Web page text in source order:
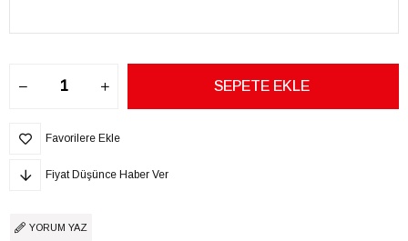
Favorilere Ekle
Fiyat Düşünce Haber Ver
YORUM YAZ